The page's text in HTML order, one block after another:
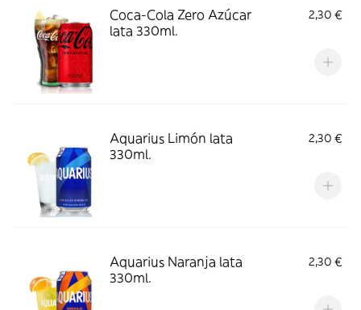
Coca-Cola Zero Azúcar
lata 330ml.
2,30 €
Aquarius Limón lata
330ml.
2,30 €
Aquarius Naranja lata
330ml.
2,30 €